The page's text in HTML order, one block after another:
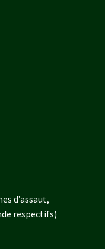
d’assaut,
respectifs)